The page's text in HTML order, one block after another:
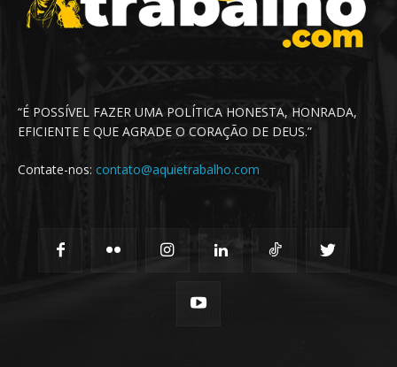
“É POSSÍVEL FAZER UMA POLÍTICA HONESTA, HONRADA,
EFICIENTE E QUE AGRADE O CORAÇÃO DE DEUS.”
Contate-nos: contato@aquietrabalho.com